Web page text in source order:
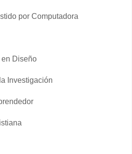
por Computadora
en Diseño
Investigación